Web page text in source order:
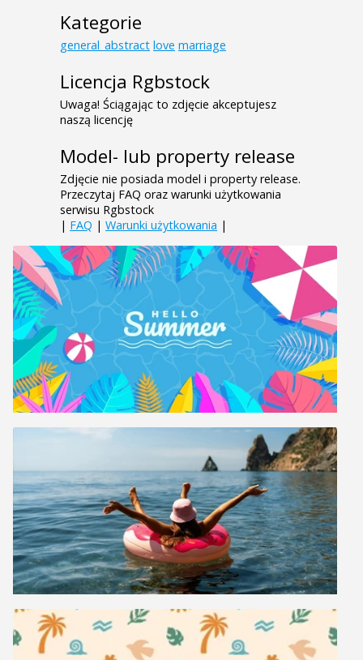
Kategorie
general_abstract love marriage
Licencja Rgbstock
Uwaga! Ściągając to zdjęcie akceptujesz
naszą licencję
Model- lub property release
Zdjęcie nie posiada model i property release.
Przeczytaj FAQ oraz warunki użytkowania
serwisu Rgbstock
| FAQ | Warunki użytkowania |